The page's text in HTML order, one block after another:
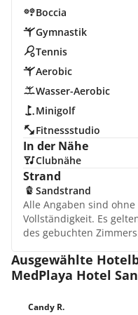
Boccia
Gymnastik
Tennis
Aerobic
Wasser-Aerobic
Minigolf
Fitnessstudio
In der Nähe
Clubnähe
Strand
Sandstrand
Alle Angaben sind
Vollständigkeit. Es
des gebuchten
Ausgewählte
MedPlaya Hotel
Candy R.